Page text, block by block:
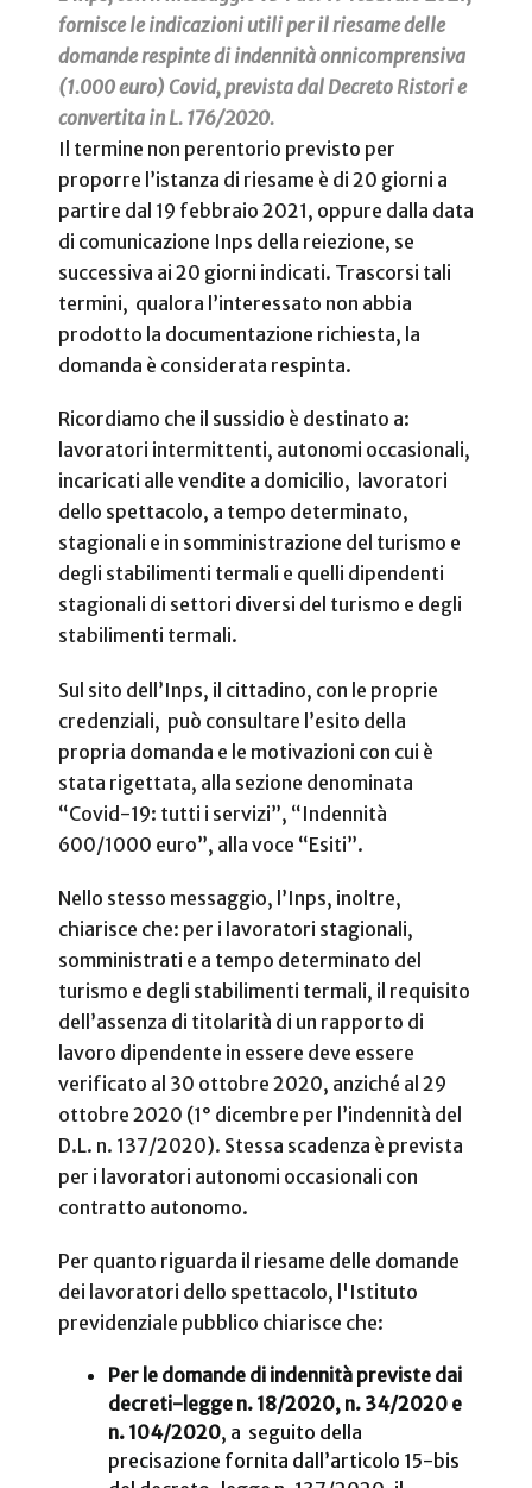
fornisce le indicazioni utili per il riesame delle
domande respinte di indennità onnicomprensiva
(1.000 euro) Covid, prevista dal Decreto Ristori e
convertita in L. 176/2020.
Il termine non perentorio previsto per
proporre l’istanza di riesame è di 20 giorni a
partire dal 19 febbraio 2021, oppure dalla data
di comunicazione Inps della reiezione, se
successiva ai 20 giorni indicati. Trascorsi tali
termini, qualora l’interessato non abbia
prodotto la documentazione richiesta, la
domanda è considerata respinta.
Ricordiamo che il sussidio è destinato a:
lavoratori intermittenti, autonomi occasionali,
incaricati alle vendite a domicilio, lavoratori
dello spettacolo, a tempo determinato,
stagionali e in somministrazione del turismo e
degli stabilimenti termali e quelli dipendenti
stagionali di settori diversi del turismo e degli
stabilimenti termali.
Sul sito dell’Inps, il cittadino, con le proprie
credenziali, può consultare l’esito della
propria domanda e le motivazioni con cui è
stata rigettata, alla sezione denominata
“Covid-19: tutti i servizi”, “Indennità
600/1000 euro”, alla voce “Esiti”.
Nello stesso messaggio, l’Inps, inoltre,
chiarisce che: per i lavoratori stagionali,
somministrati e a tempo determinato del
turismo e degli stabilimenti termali, il requisito
dell’assenza di titolarità di un rapporto di
lavoro dipendente in essere deve essere
verificato al 30 ottobre 2020, anziché al 29
ottobre 2020 (1° dicembre per l’indennità del
D.L. n. 137/2020). Stessa scadenza è prevista
per i lavoratori autonomi occasionali con
contratto autonomo.
Per quanto riguarda il riesame delle domande
dei lavoratori dello spettacolo, l'Istituto
previdenziale pubblico chiarisce che:
Per le domande di indennità previste dai
decreti-legge n. 18/2020, n. 34/2020 e
n. 104/2020, a seguito della
precisazione fornita dall’articolo 15-bis